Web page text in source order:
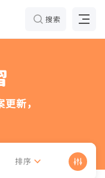
搜索
新，
排序